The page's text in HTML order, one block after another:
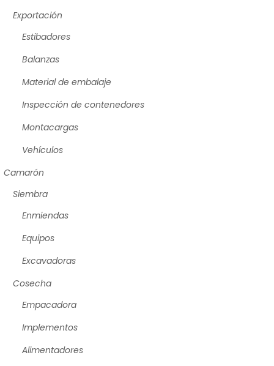
Exportación
Estibadores
Balanzas
Material de embalaje
Inspección de contenedores
Montacargas
Vehículos
Camarón
Siembra
Enmiendas
Equipos
Excavadoras
Cosecha
Empacadora
Implementos
Alimentadores